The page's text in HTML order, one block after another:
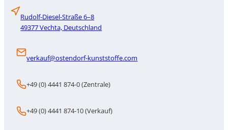
Rudolf-Diesel-Straße 6–8
49377 Vechta, Deutschland
verkauf@ostendorf-kunststoffe.com
+49 (0) 4441 874-0 (Zentrale)
+49 (0) 4441 874-10 (Verkauf)